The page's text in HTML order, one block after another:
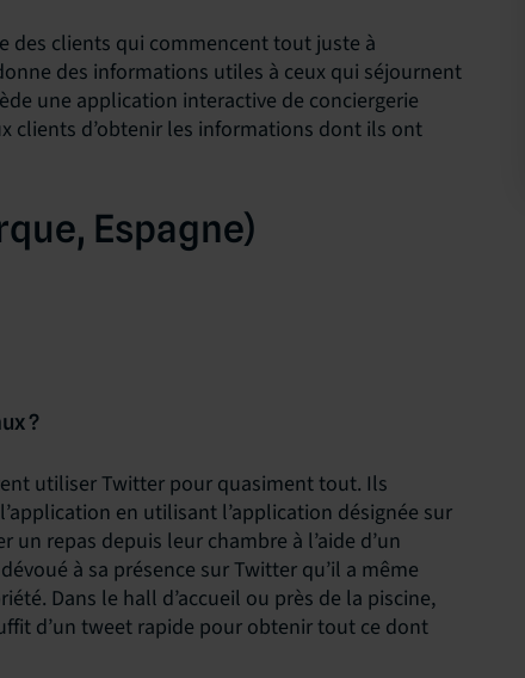
des clients qui commencent tout juste à
des informations utiles à ceux qui séjournent
une application interactive de conciergerie
clients d’obtenir les informations dont ils ont
Espagne)
?
utiliser Twitter pour quasiment tout. Ils
en utilisant l’application désignée sur
repas depuis leur chambre à l’aide d’un
à sa présence sur Twitter qu’il a même
Dans le hall d’accueil ou près de la piscine,
d’un tweet rapide pour obtenir tout ce dont